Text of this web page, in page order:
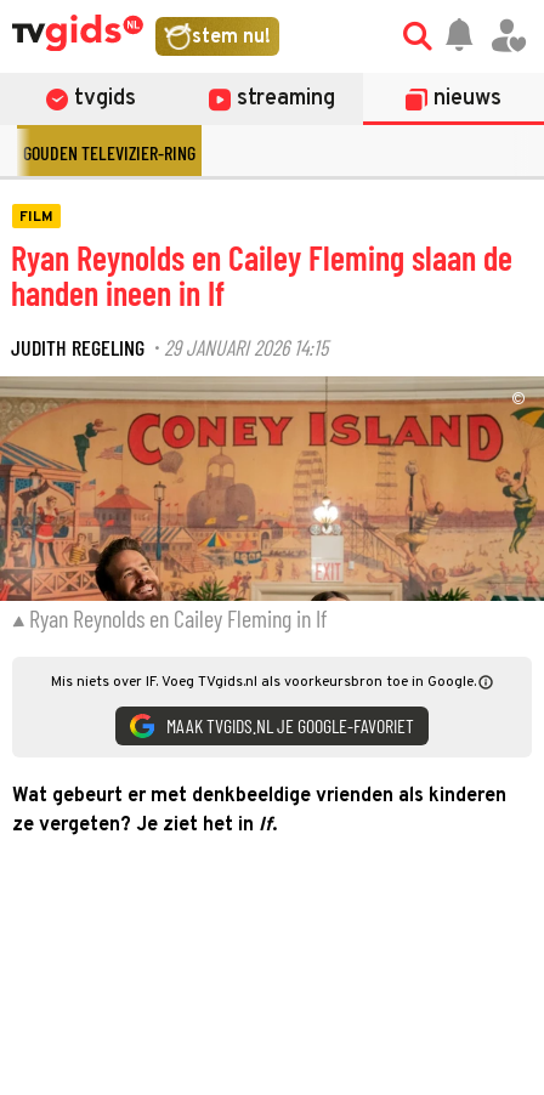
stem nu!
tvgids streaming nieuws
GOUDEN TELEVIZIER-RING
FILM
Ryan Reynolds en Cailey Fleming slaan de
handen ineen in If
JUDITH REGELING · 29 JANUARI 2026 14:15
©
Ryan Reynolds en Cailey Fleming in If
Mis niets over IF. Voeg TVgids.nl als voorkeursbron toe in Google.
MAAK TVGIDS.NL JE GOOGLE-FAVORIET
Wat gebeurt er met denkbeeldige vrienden als kinderen
ze vergeten? Je ziet het in If.